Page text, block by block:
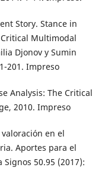
Story. Stance in
Multimodal
Djonov y Sumin
201. Impreso
Analysis: The Critical
2010. Impreso
en el
Aportes para el
50.95 (2017):